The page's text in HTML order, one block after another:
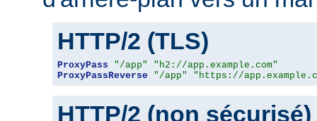
HTTP/2 (TLS)
ProxyPass "/app"
"h2://app.example.com"
ProxyPassReverse
"/app" "https://
HTTP/2 (non sécurisé)